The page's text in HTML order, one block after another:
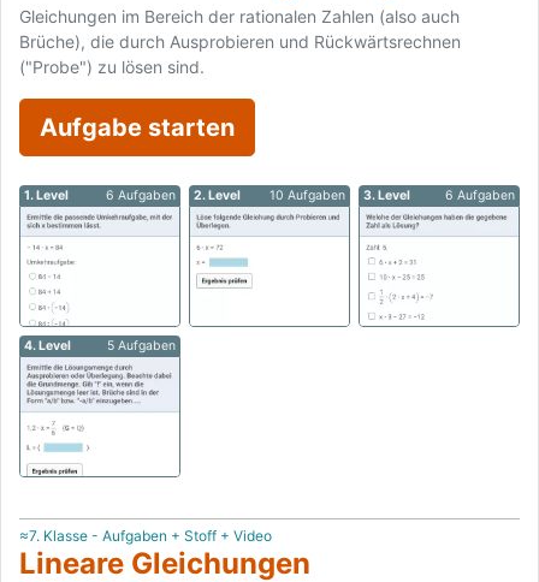
Gleichungen im Bereich der rationalen Zahlen (also auch
Brüche), die durch Ausprobieren und Rückwärtsrechnen
("Probe") zu lösen sind.
Aufgabe starten
1. Level 6 Aufgaben 2. Level 10 Aufgaben 3. Level 6 Aufgaben
4. Level 5 Aufgaben
≈7. Klasse - Aufgaben + Stoff + Video
Lineare Gleichungen